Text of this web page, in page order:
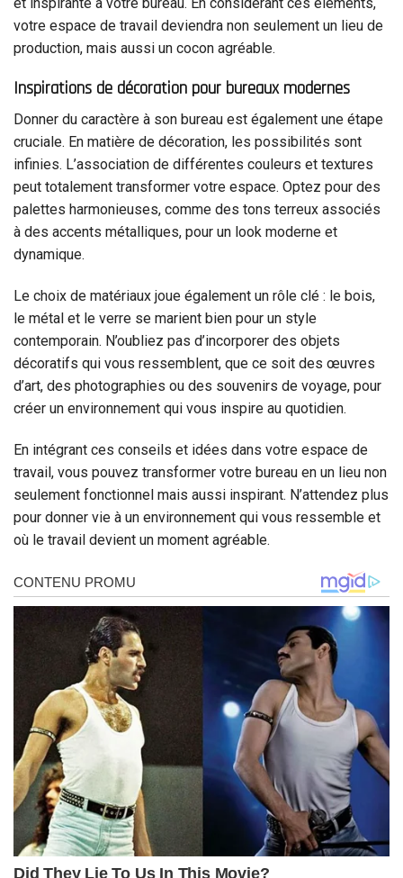
votre espace de travail deviendra non seulement un lieu de
production, mais aussi un cocon agréable.
Inspirations de décoration pour bureaux modernes
Donner du caractère à son bureau est également une étape
cruciale. En matière de décoration, les possibilités sont
infinies. L’association de différentes couleurs et textures
peut totalement transformer votre espace. Optez pour des
palettes harmonieuses, comme des tons terreux associés
à des accents métalliques, pour un look moderne et
dynamique.
Le choix de matériaux joue également un rôle clé : le bois,
le métal et le verre se marient bien pour un style
contemporain. N’oubliez pas d’incorporer des objets
décoratifs qui vous ressemblent, que ce soit des œuvres
d’art, des photographies ou des souvenirs de voyage, pour
créer un environnement qui vous inspire au quotidien.
En intégrant ces conseils et idées dans votre espace de
travail, vous pouvez transformer votre bureau en un lieu non
seulement fonctionnel mais aussi inspirant. N’attendez plus
pour donner vie à un environnement qui vous ressemble et
où le travail devient un moment agréable.